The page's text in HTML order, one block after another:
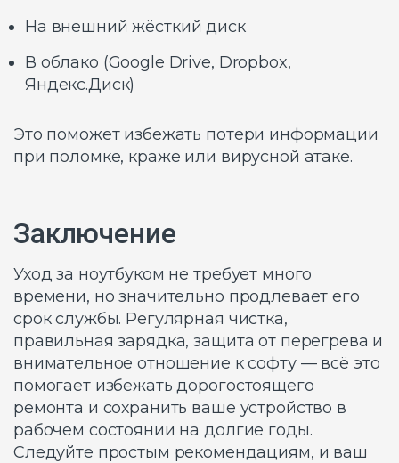
На внешний жёсткий диск
В облако (Google Drive, Dropbox,
Яндекс.Диск)
Это поможет избежать потери информации
при поломке, краже или вирусной атаке.
Заключение
Уход за ноутбуком не требует много
времени, но значительно продлевает его
срок службы. Регулярная чистка,
правильная зарядка, защита от перегрева и
внимательное отношение к софту — всё это
помогает избежать дорогостоящего
ремонта и сохранить ваше устройство в
рабочем состоянии на долгие годы.
Следуйте простым рекомендациям, и ваш